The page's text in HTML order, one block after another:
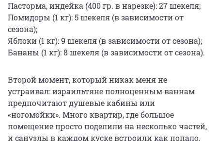
Пасторма, индейка (400 гр. в нарезке): 27 шекеля;
Помидоры (1 кг): 5 шекеля (в зависимости от
сезона);
Яблоки (1 кг): 9 шекеля (в зависимости от сезона);
Бананы (1 кг): 8 шекеля (в зависимости от сезона).
Второй момент, который никак меня не
устраивал: израильтяне полноценным ваннам
предпочитают душевые кабины или
«ногомойки». Много квартир, где большое
помещение просто поделили на несколько частей,
и санузлы в каждом куске встроили как попало.